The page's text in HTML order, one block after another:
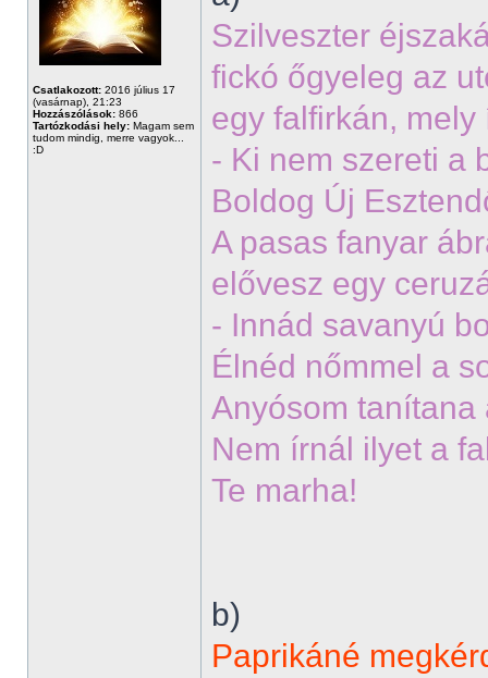
Csatlakozott: 2016 július 17
(vasárnap), 21:23
Hozzászólások: 866
Tartózkodási hely: Magam sem
tudom mindig, merre vagyok...
:D
Szilveszter
fickó őgyeleg az
egy falfirkán, mely
- Ki nem szereti a
Boldog Új
A pasas fanyar
elővesz egy
- Innád savanyú
Élnéd nőmmel a
Anyósom tanítana
Nem írnál ilyet a
Te marha!
b)
Paprikáné